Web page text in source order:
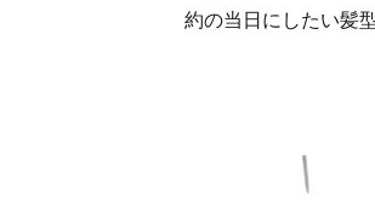
約の当日にしたい髪